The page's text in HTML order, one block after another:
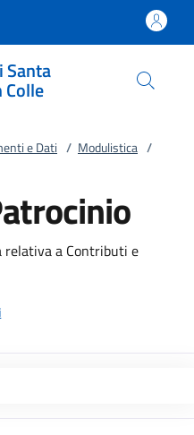
Santa
Colle
e Dati / Modulistica /
relativa a Contributi e